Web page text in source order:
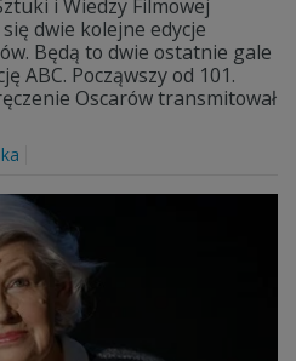
i Wiedzy Filmowej
dwie kolejne edycje
Będą to dwie ostatnie gale
ABC. Począwszy od 101.
Oscarów transmitował